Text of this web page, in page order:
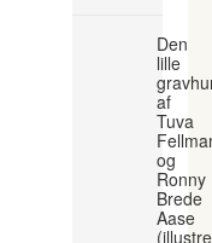
Den
lille
af
Tuva
og
Ronny
Brede
Aase